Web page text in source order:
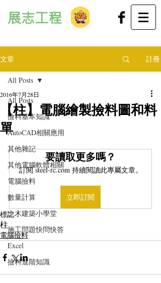
展志工程
文章 註冊
All Posts
撿料基本知識
AutoCAD相關應用
其他雜記
其他電腦軟體相關
電腦撿料
數量計算
土木建築小學堂
施工問題快問快答
Excel
撿料進階知識
All Posts
【柱】電腦繪製撿料圖和料
單
2016年7月28日
要讀取更多嗎？
訂閱 steel-rc.com 持續閱讀此專屬文章。
立即訂閱
標記：
柱
電腦撿料